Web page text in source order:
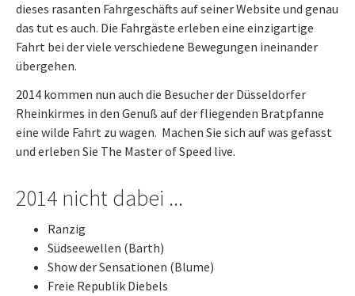
dieses rasanten Fahrgeschäfts auf seiner Website und genau
das tut es auch. Die Fahrgäste erleben eine einzigartige
Fahrt bei der viele verschiedene Bewegungen ineinander
übergehen.
2014 kommen nun auch die Besucher der Düsseldorfer
Rheinkirmes in den Genuß auf der fliegenden Bratpfanne
eine wilde Fahrt zu wagen. Machen Sie sich auf was gefasst
und erleben Sie The Master of Speed live.
2014 nicht dabei ...
Ranzig
Südseewellen (Barth)
Show der Sensationen (Blume)
Freie Republik Diebels